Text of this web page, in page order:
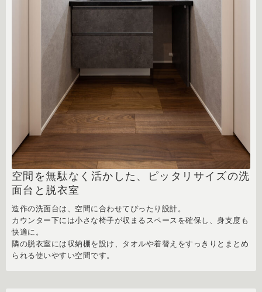
空間を無駄なく活かした、ピッタリサイズの洗
面台と脱衣室
造作の洗面台は、空間に合わせてぴったり設計。
カウンター下には小さな椅子が収まるスペースを確保し、身支度も
快適に。
隣の脱衣室には収納棚を設け、タオルや着替えをすっきりとまとめ
られる使いやすい空間です。